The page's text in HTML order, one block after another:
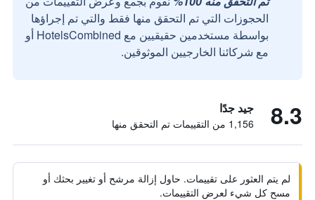
الحجوزات التي تم التحقق منها فقط والتي تم إجراؤها
بواسطة مستخدمين حقيقيين مع HotelsCombined أو
مع شركائنا الخارجيين الموثوقين.
8.3 جيد جدًا
1,156 من التقييمات تم التحقق منها
لم يتم العثور على تقييمات. حاول إزالة مرشح أو تغيير بحثك أو
مسح كل شيء لعرض التقييمات.